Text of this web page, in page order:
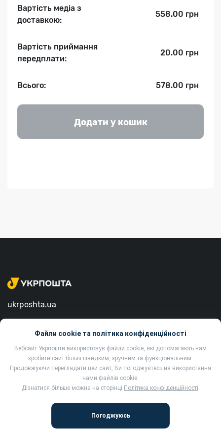
Вартість медіа з
доставкою:
558.00 грн
Вартість приймання
передплати:
20.00 грн
Всього: 578.00 грн
Додати у кошик
Файли cookie та політика конфіденційності
Вебсайт Укрпошти використовує файли cookie, які допомагають нам
зробити сайт більш швидким, зручним та функціональним.
Продовжуючи переглядати цей сайт, Ви погоджуєтесь на використання
нами файлів cookie.
Дізнатися більше можна на сторінці Політика конфіденційності.
ukrposhta.ua
01001, Україна
2002-2022 Укрпошта. Всі права захищено.